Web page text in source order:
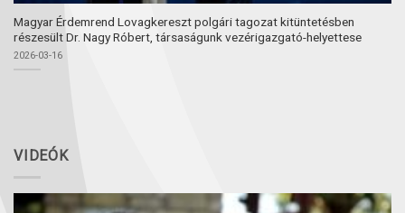
Magyar Érdemrend Lovagkereszt polgári tagozat kitüntetésben
részesült Dr. Nagy Róbert, társaságunk vezérigazgató-helyettese
2026-03-16
VIDEÓK